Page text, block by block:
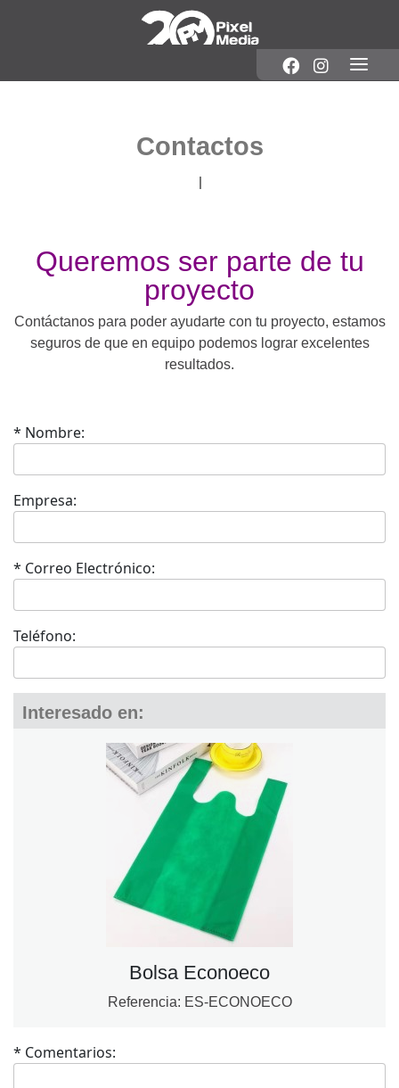
Contactos
Queremos ser parte de tu
proyecto
Contáctanos para poder ayudarte con tu proyecto, estamos
seguros de que en equipo podemos lograr excelentes
resultados.
* Nombre:
Empresa:
* Correo Electrónico:
Teléfono:
Interesado en:
Bolsa Econoeco
Referencia: ES-ECONOECO
* Comentarios: